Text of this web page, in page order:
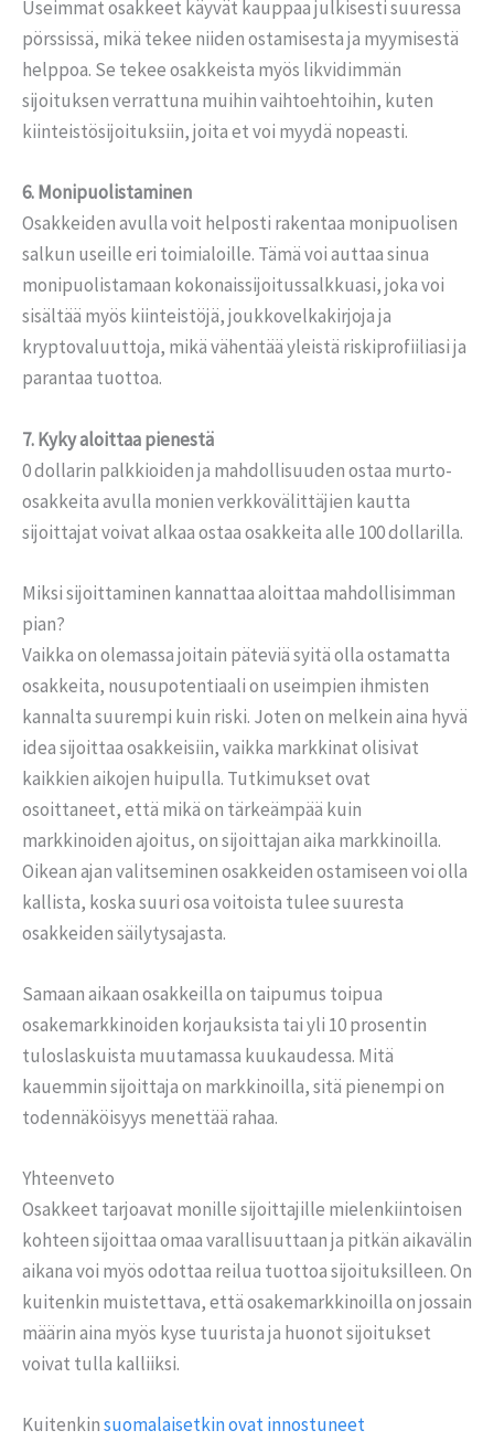
Useimmat osakkeet käyvät kauppaa julkisesti suuressa
pörssissä, mikä tekee niiden ostamisesta ja myymisestä
helppoa. Se tekee osakkeista myös likvidimmän
sijoituksen verrattuna muihin vaihtoehtoihin, kuten
kiinteistösijoituksiin, joita et voi myydä nopeasti.
6. Monipuolistaminen
Osakkeiden avulla voit helposti rakentaa monipuolisen
salkun useille eri toimialoille. Tämä voi auttaa sinua
monipuolistamaan kokonaissijoitussalkkuasi, joka voi
sisältää myös kiinteistöjä, joukkovelkakirjoja ja
kryptovaluuttoja, mikä vähentää yleistä riskiprofiiliasi ja
parantaa tuottoa.
7. Kyky aloittaa pienestä
0 dollarin palkkioiden ja mahdollisuuden ostaa murto-
osakkeita avulla monien verkkovälittäjien kautta
sijoittajat voivat alkaa ostaa osakkeita alle 100 dollarilla.
Miksi sijoittaminen kannattaa aloittaa mahdollisimman
pian?
Vaikka on olemassa joitain päteviä syitä olla ostamatta
osakkeita, nousupotentiaali on useimpien ihmisten
kannalta suurempi kuin riski. Joten on melkein aina hyvä
idea sijoittaa osakkeisiin, vaikka markkinat olisivat
kaikkien aikojen huipulla. Tutkimukset ovat
osoittaneet, että mikä on tärkeämpää kuin
markkinoiden ajoitus, on sijoittajan aika markkinoilla.
Oikean ajan valitseminen osakkeiden ostamiseen voi olla
kallista, koska suuri osa voitoista tulee suuresta
osakkeiden säilytysajasta.
Samaan aikaan osakkeilla on taipumus toipua
osakemarkkinoiden korjauksista tai yli 10 prosentin
tuloslaskuista muutamassa kuukaudessa. Mitä
kauemmin sijoittaja on markkinoilla, sitä pienempi on
todennäköisyys menettää rahaa.
Yhteenveto
Osakkeet tarjoavat monille sijoittajille mielenkiintoisen
kohteen sijoittaa omaa varallisuuttaan ja pitkän aikavälin
aikana voi myös odottaa reilua tuottoa sijoituksilleen. On
kuitenkin muistettava, että osakemarkkinoilla on jossain
määrin aina myös kyse tuurista ja huonot sijoitukset
voivat tulla kalliiksi.
Kuitenkinsuomalaisetkin ovat innostuneet